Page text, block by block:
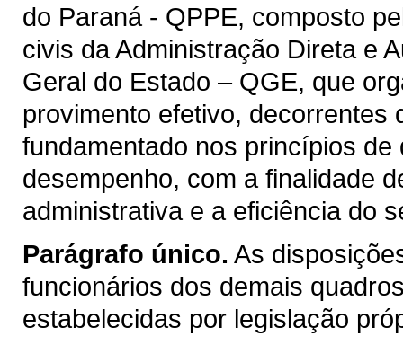
do Paraná - QPPE, composto
civis da Administração Direta e
Geral do Estado – QGE, que
provimento efetivo, decorrentes
fundamentado nos princípios
desempenho, com a finalidade
administrativa e a eficiência do
Parágrafo único. As
funcionários dos demais
estabelecidas por legislação